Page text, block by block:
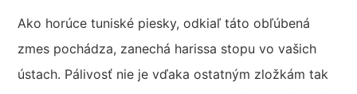
Ako horúce tuniské piesky, odkiaľ táto obľúbená
zmes pochádza, zanechá harissa stopu vo vašich
ústach. Pálivosť nie je vďaka ostatným zložkám tak